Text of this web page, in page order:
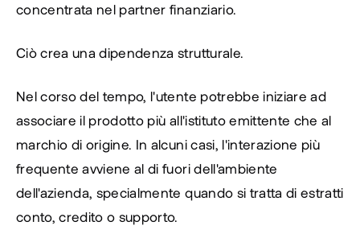
concentrata nel partner finanziario.
Ciò crea una dipendenza strutturale.
Nel corso del tempo, l'utente potrebbe iniziare ad
associare il prodotto più all'istituto emittente che al
marchio di origine. In alcuni casi, l'interazione più
frequente avviene al di fuori dell'ambiente
dell'azienda, specialmente quando si tratta di estratti
conto, credito o supporto.